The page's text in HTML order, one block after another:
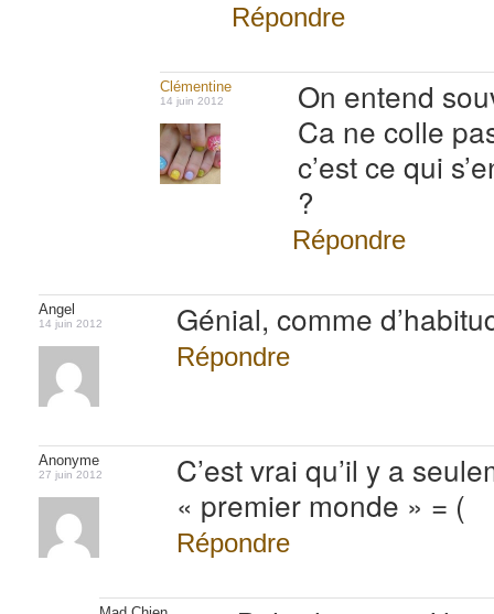
Répondre
Clémentine
14 juin 2012
On entend
Ca ne colle
c’est ce qui
?
Répondre
Angel
14 juin 2012 Génial, comme
Répondre
Anonyme
27 juin 2012
C’est vrai qu’il y a
« premier monde » = (
Répondre